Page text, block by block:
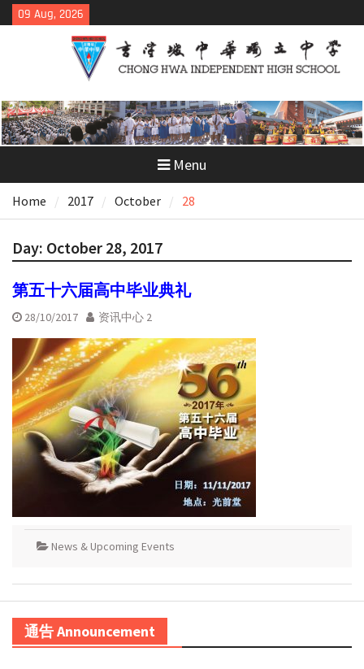
Skip
to
09 Aug, 2026
Menu
Home 2017 October 28
Day: October 28, 2017
第五十六届高中毕业典礼
28/10/2017 资讯中心 2
News & Upcoming Events
通告 Announcement